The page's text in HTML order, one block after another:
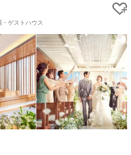
・ゲストハウス